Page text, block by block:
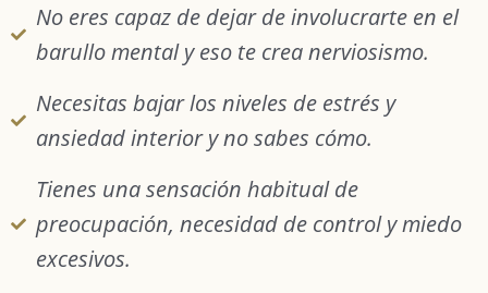
No eres capaz de dejar de involucrarte en el
barullo mental y eso te crea nerviosismo.
Necesitas bajar los niveles de estrés y
ansiedad interior y no sabes cómo.
Tienes una sensación habitual de
preocupación, necesidad de control y miedo
excesivos.